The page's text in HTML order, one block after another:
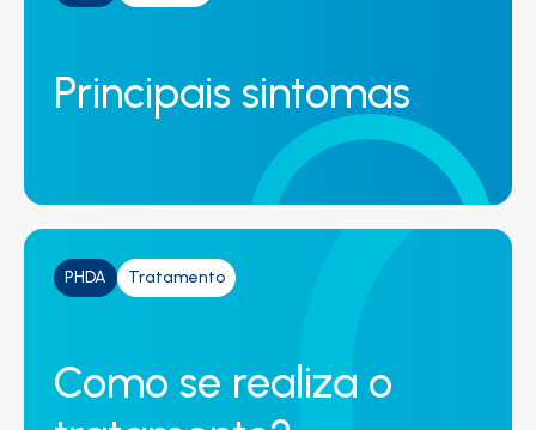
Principais sintomas
PHDA Tratamento
Como se realiza o